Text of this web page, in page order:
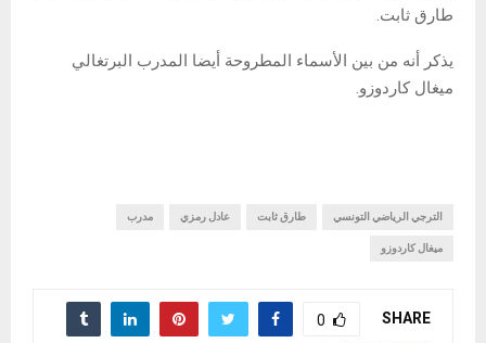
طارق ثابت.
يذكر أنه من بين الأسماء المطروحة أيضا المدرب البرتغالي
ميغال كاردوزو.
الترجي الرياضي التونسي طارق ثابت عادل رمزي مدرب
ميغال كاردوزو
SHARE
0